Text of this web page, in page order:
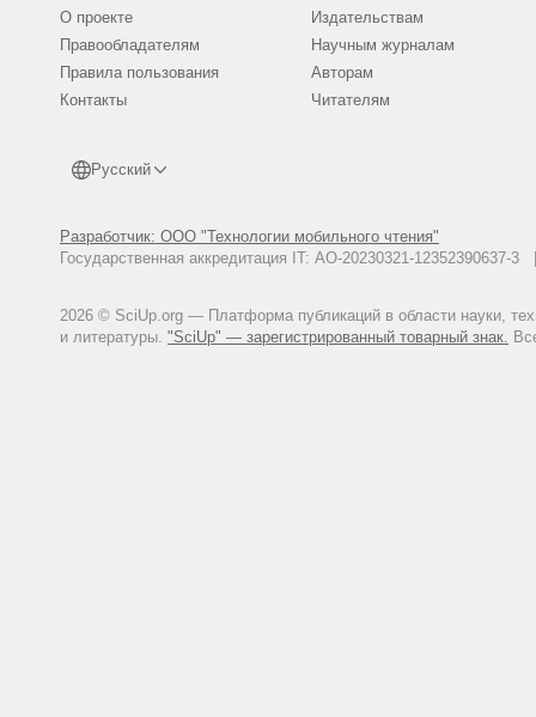
О проекте
Правообладателям
Правила пользования
Контакты
Русский
Разработчик: ООО "Технологии мобильного чтения"
Государственная аккредитация IT: АО-20230321-
2026 © SciUp.org — Платформа публикаций в области науки,
и литературы. "SciUp" — зарегистрированный товарный знак.
Издательствам
Научным журналам
Авторам
Читателям